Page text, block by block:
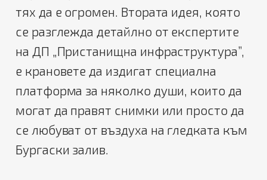
тях да е огромен. Втората идея, която
се разглежда детайлно от експертите
на ДП „Пристанищна инфраструктура”,
е крановете да издигат специална
платформа за няколко души, които да
могат да правят снимки или просто да
се любуват от въздуха на гледката към
Бургаски залив.